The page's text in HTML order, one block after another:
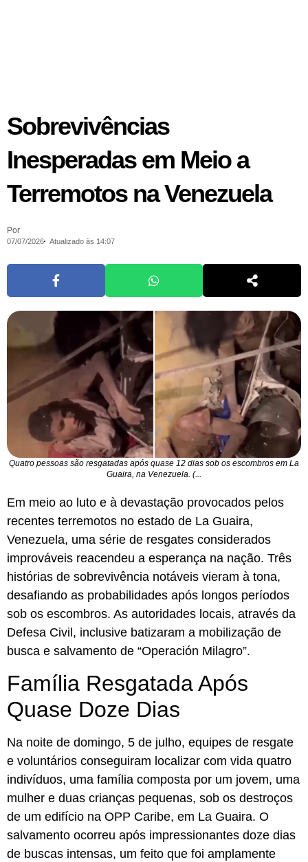
Sobrevivências
Inesperadas em Meio a
Terremotos na Venezuela
Por
07/07/2026 Atualizado às 14:07
Quatro pessoas são resgatadas após quase 12 dias sob os escombros em La
Guaira, na Venezuela. (...
Em meio ao luto e à devastação provocados pelos
recentes terremotos no estado de La Guaira,
Venezuela, uma série de resgates considerados
improváveis reacendeu a esperança na nação. Três
histórias de sobrevivência notáveis vieram à tona,
desafiando as probabilidades após longos períodos
sob os escombros. As autoridades locais, através da
Defesa Civil, inclusive batizaram a mobilização de
busca e salvamento de “Operación Milagro”.
Família Resgatada Após
Quase Doze Dias
Na noite de domingo, 5 de julho, equipes de resgate
e voluntários conseguiram localizar com vida quatro
indivíduos, uma família composta por um jovem, uma
mulher e duas crianças pequenas, sob os destroços
de um edifício na OPP Caribe, em La Guaira. O
salvamento ocorreu após impressionantes doze dias
de buscas intensas, um feito que foi amplamente